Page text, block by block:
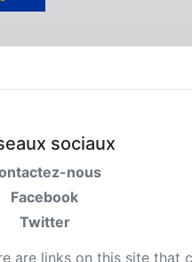
sociaux
nous
Facebook
Twitter
are links on this site that